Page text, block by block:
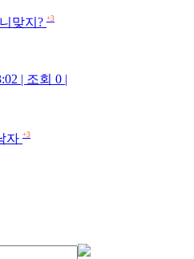
맞지? +3
| 조회 0 |
자 +3